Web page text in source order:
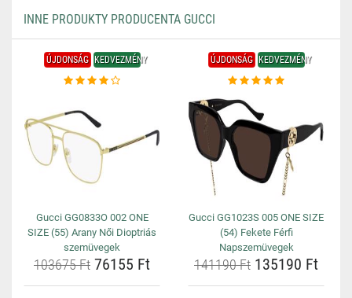
INNE PRODUKTY PRODUCENTA GUCCI
ÚJDONSÁG KEDVEZMÉNY
Gucci GG0833O 002 ONE
SIZE (55) Arany Női Dioptriás
szemüvegek
103675 Ft 76155 Ft
ÚJDONSÁG KEDVEZMÉNY
Gucci GG1023S 005 ONE SIZE
(54) Fekete Férfi
Napszemüvegek
141190 Ft 135190 Ft